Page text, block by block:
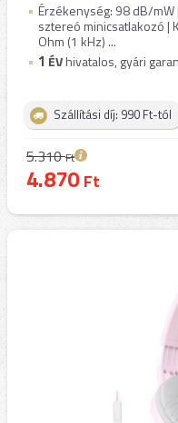
Érzékenység: 98 dB/mW
sztereó minicsatlakozó |
Ohm (1 kHz) ...
1 ÉVhivatalos, gyári
Szállítási díj: 990 Ft-tól
5.310Ft
4.870Ft